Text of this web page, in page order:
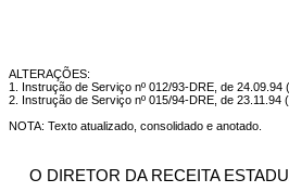
ALTERAÇÕES:
1. Instrução de Serviço nº 012/93-DRE, de 24.09.94
2. Instrução de Serviço nº 015/94-DRE, de 23.11.94
NOTA: Texto atualizado, consolidado e anotado.
O DIRETOR DA RECEITA